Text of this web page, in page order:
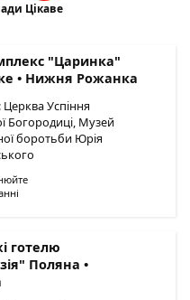
Цікаве
"Царинка"
• Нижня Рожанка
Успіння
Богородиці, Музей
боротьби Юрія
готелю
Поляна •